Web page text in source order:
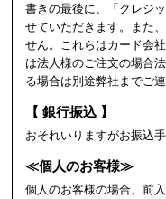
書きの最後に、「クレジ
せていただきます。また
せん。これらはカード会
は法人様のご注文の場合
る場合は別途弊社までご連
【 銀行振込 】
おそれいりますがお振込
≪個人のお客様≫
個人のお客様の場合、前入